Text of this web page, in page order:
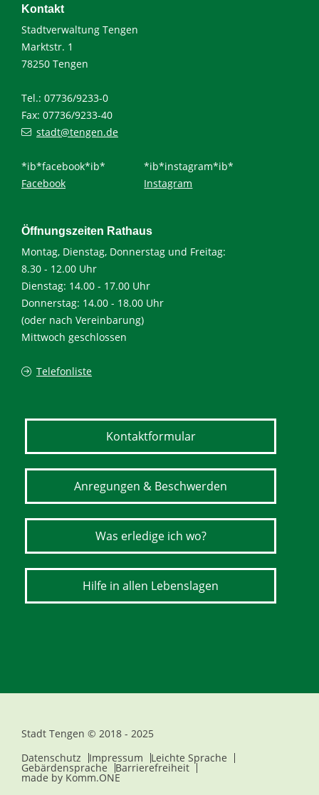
Kontakt
Stadtverwaltung Tengen
Marktstr. 1
78250 Tengen
Tel.: 07736/9233-0
Fax: 07736/9233-40
stadt@tengen.de
*ib*facebook*ib*
Facebook
*ib*instagram*ib*
Instagram
Öffnungszeiten Rathaus
Montag, Dienstag, Donnerstag und Freitag:
8.30 - 12.00 Uhr
Dienstag: 14.00 - 17.00 Uhr
Donnerstag: 14.00 - 18.00 Uhr
(oder nach Vereinbarung)
Mittwoch geschlossen
Telefonliste
Kontaktformular
Anregungen & Beschwerden
Was erledige ich wo?
Hilfe in allen Lebenslagen
Stadt Tengen © 2018 - 2025
Datenschutz
Impressum Leichte Sprache
Gebärdensprache Barrierefreiheit
made by Komm.ONE